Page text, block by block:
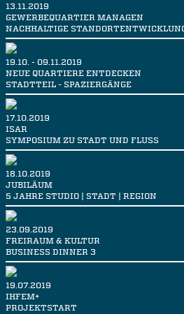
13.11.2019
GEWERBEQUARTIER MANAGEN
NACHHALTIGE
19.10. - 09.11.2019
NEUE QUARTIERE ENTDECKEN
STADTTEIL - SPAZIERGÄNGE
17.10.2019
ISAR
SYMPOSIUM ZU STADT UND FLUSS
18.10.2019
JUBILÄUM
5 JAHRE STUDIO | STADT | REGION
23.09.2019
FREIRAUM & KULTUR
BUSINESS DINNER 3
19.07.2019
IHFEM+
PROJEKTSTART